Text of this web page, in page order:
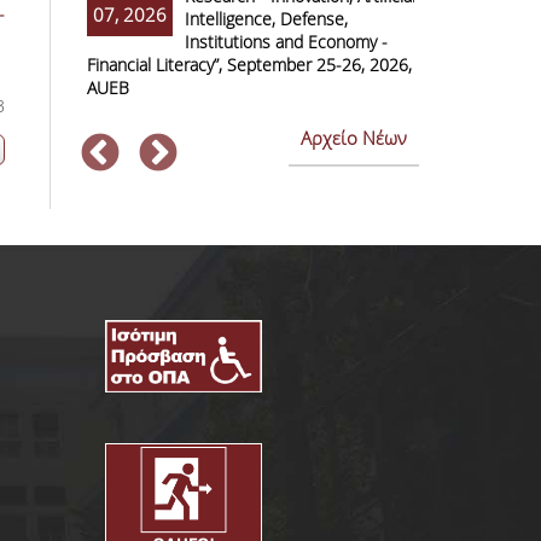
07, 2026
Intelligence, Defense,
Institutions and Economy -
Financial Literacy”, September 25-26, 2026,
AUEB
Αρχείο Νέων